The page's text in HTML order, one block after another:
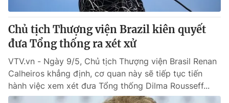
Chủ tịch Thượng viện Brazil kiên quyết
đưa Tổng thống ra xét xử
VTV.vn - Ngày 9/5, Chủ tịch Thượng viện Brasil Renan
Calheiros khẳng định, cơ quan này sẽ tiếp tục tiến
hành việc xem xét đưa Tổng thống Dilma Rousseff...